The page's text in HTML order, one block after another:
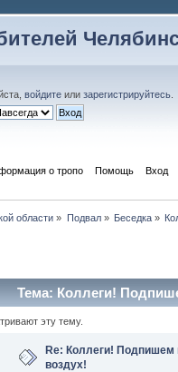
войдите или зарегистрируйтесь
о тропо Помощь Вход
области » Подвал» Беседка»
Тема: Коллеги!
эту тему.
Re: Коллеги! Подпишем
воздух!